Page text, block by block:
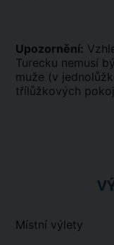
Upozornění:
Turecku nemusí
muže (v
třílůžkových
Místní výlety